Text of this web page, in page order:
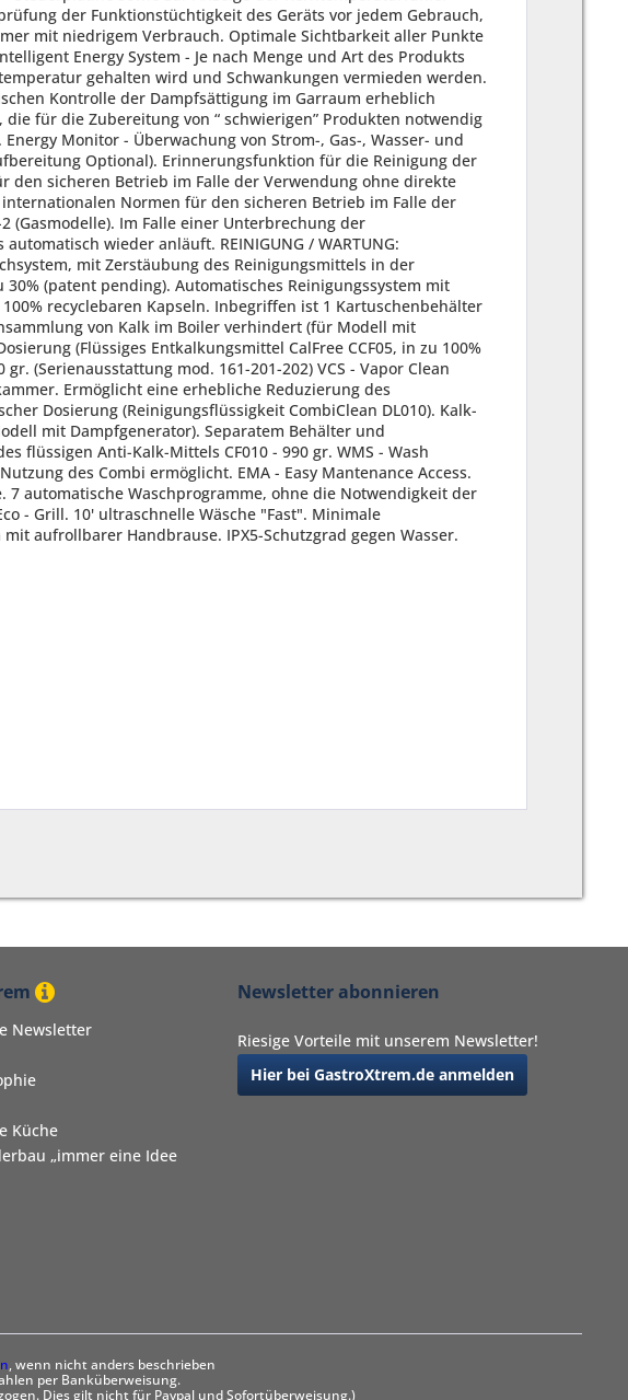
Newsletter
Küche
„immer eine Idee
Newsletter abonnieren
Riesige Vorteile mit unserem Newsletter!
Hier bei GastroXtrem.de anmelden
, wenn nicht anders beschrieben
per Banküberweisung.
Dies gilt nicht für Paypal und Sofortüberweisung.)